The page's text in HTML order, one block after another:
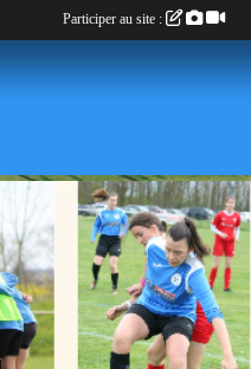
Participer au site :